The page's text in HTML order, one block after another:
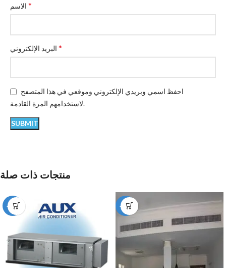
*
*
احفظ اسمي وبريدي الإلكتروني وموقعي في هذا المتصفح
لاستخدامهم المرة القادمة.
منتجات ذات صلة
-12% -49%